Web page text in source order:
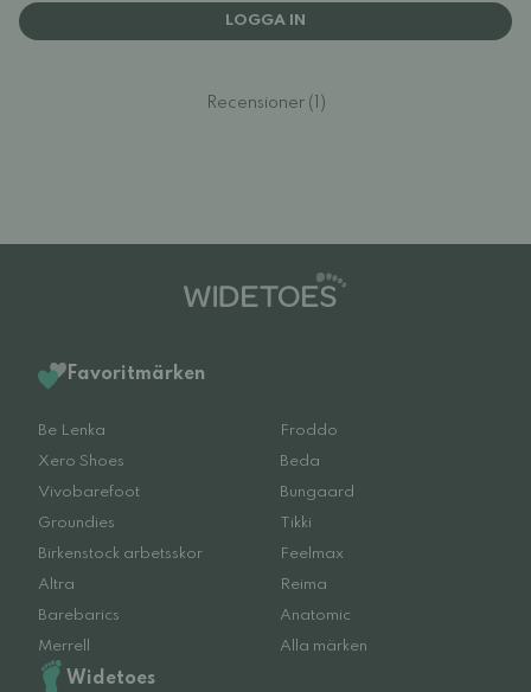
LOGGA IN
Recensioner (1)
Favoritmärken
Be Lenka
Froddo
Xero Shoes
Beda
Vivobarefoot
Bungaard
Groundies
Tikki
Birkenstock arbetsskor
Feelmax
Altra
Reima
Barebarics
Anatomic
Merrell
Alla märken
Widetoes